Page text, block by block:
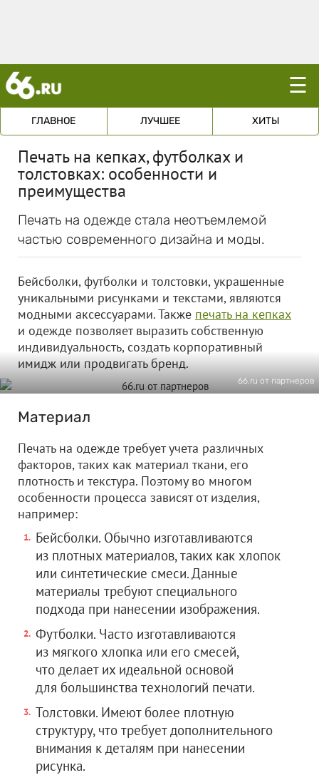
☰
ГЛАВНОЕ ЛУЧШЕЕ ХИТЫ
Печать на кепках, футболках и
толстовках: особенности и
преимущества
Печать на одежде стала неотъемлемой
частью современного дизайна и моды.
Бейсболки, футболки и толстовки, украшенные
уникальными рисунками и текстами, являются
модными аксессуарами. Также печать на кепках
и одежде позволяет выразить собственную
индивидуальность, создать корпоративный
имидж или продвигать бренд.
66.ru от партнеров
Материал
Печать на одежде требует учета различных
факторов, таких как материал ткани, его
плотность и текстура. Поэтому во многом
особенности процесса зависят от изделия,
например:
Бейсболки. Обычно изготавливаются
из плотных материалов, таких как хлопок
или синтетические смеси. Данные
материалы требуют специального
подхода при нанесении изображения.
Футболки. Часто изготавливаются
из мягкого хлопка или его смесей,
что делает их идеальной основой
для большинства технологий печати.
Толстовки. Имеют более плотную
структуру, что требует дополнительного
внимания к деталям при нанесении
рисунка.